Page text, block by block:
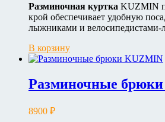
Разминочная куртка KUZMIN
крой обеспечивает удобную
лыжниками и велосипедистами-
В корзину
Разминочные
8900 ₽